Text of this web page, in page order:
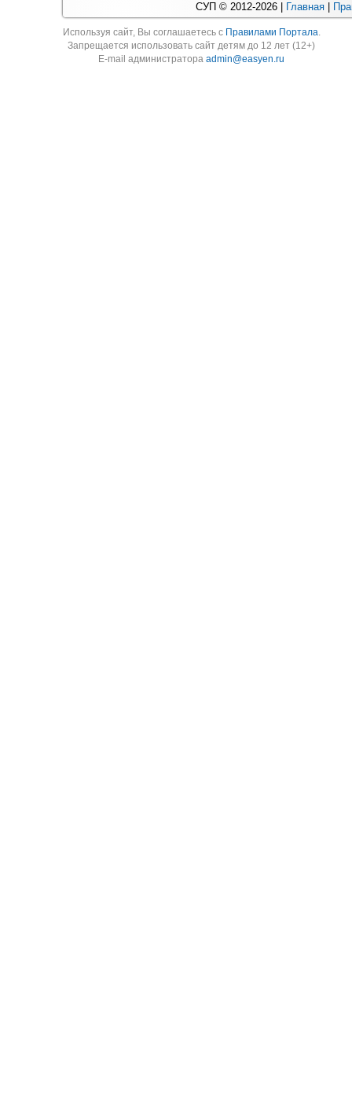
СУП © 2012-2026 | Главная
Используя cайт, Вы соглашаетесь с Правилами Портала.
Запрещается использовать сайт детям до 12 лет (12+)
E-mail администратораadmin@easyen.ru